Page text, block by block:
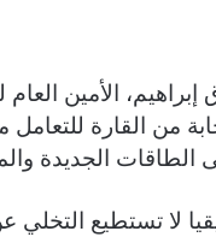
من القارة
الطاقات الجديدة
لا تستطيع